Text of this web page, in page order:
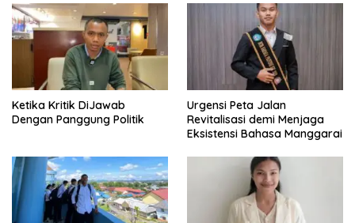
Pergub Larangan Beli BBM
Bersubsidi Bagi Penunggak
Pajak
Ketika Kritik DiJawab
Dengan Panggung Politik
Urgensi Peta Jalan
Revitalisasi demi Menjaga
Eksistensi Bahasa Manggarai